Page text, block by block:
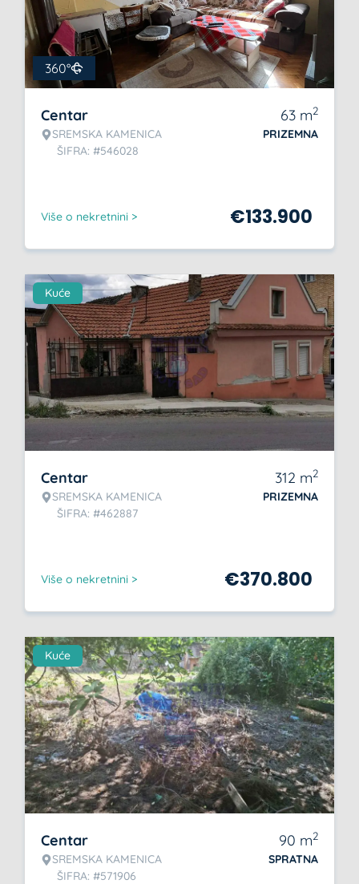
360°
Centar
SREMSKA KAMENICA
ŠIFRA: #546028
63 m2
PRIZEMNA
Više o nekretnini > €133.900
Kuće
Centar
SREMSKA KAMENICA
ŠIFRA: #462887
312 m2
PRIZEMNA
Više o nekretnini > €370.800
Kuće
Centar
SREMSKA KAMENICA
ŠIFRA: #571906
90 m2
SPRATNA